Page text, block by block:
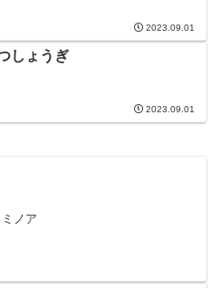
2023.09.01
しょうぎ
2023.09.01
ノア